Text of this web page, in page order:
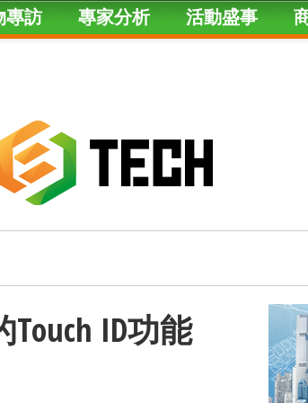
專訪 專家分析 活動盛事
ID功能